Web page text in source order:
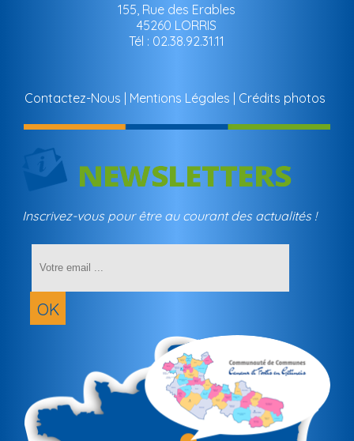
155, Rue des Erables
45260 LORRIS
Tél : 02.38.92.31.11
Contactez-Nous Mentions Légales Crédits photos
Inscrivez-vous pour être au courant des actualités !
OK